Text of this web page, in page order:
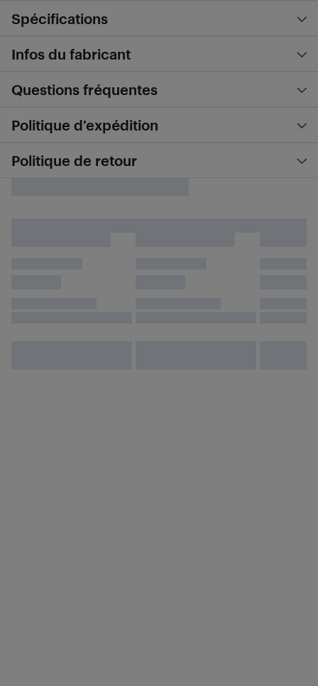
Spécifications
Infos du fabricant
Questions fréquentes
Politique d’expédition
Politique de retour